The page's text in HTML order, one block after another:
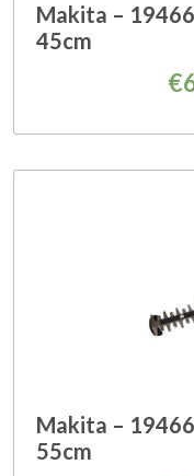
Makita –
45cm
€
Makita –
55cm